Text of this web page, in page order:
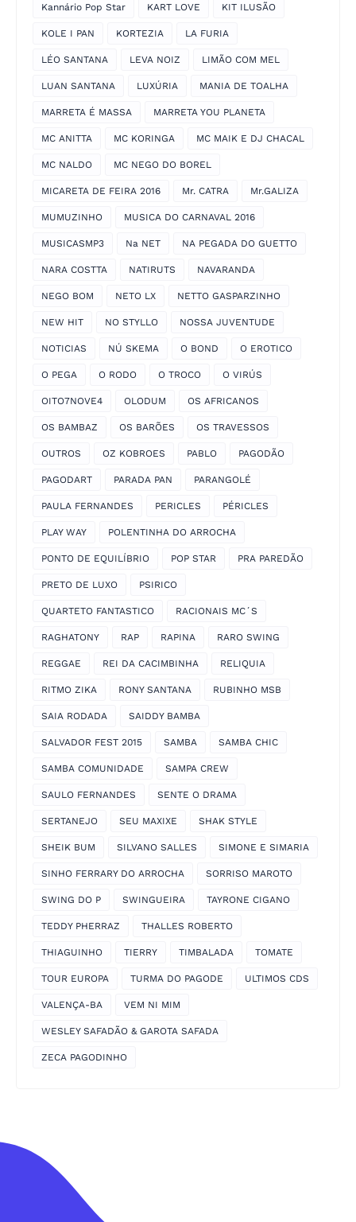
Kannário Pop Star KART LOVE KIT ILUSÃO
KOLE I PAN KORTEZIA LA FURIA
LÉO SANTANA LEVA NOIZ LIMÃO COM MEL
LUAN SANTANA LUXÚRIA MANIA DE TOALHA
MARRETA É MASSA MARRETA YOU PLANETA
MC ANITTA MC KORINGA MC MAIK E DJ CHACAL
MC NALDO MC NEGO DO BOREL
MICARETA DE FEIRA 2016 Mr. CATRA Mr.GALIZA
MUMUZINHO MUSICA DO CARNAVAL 2016
MUSICASMP3 Na NET NA PEGADA DO GUETTO
NARA COSTTA NATIRUTS NAVARANDA
NEGO BOM NETO LX NETTO GASPARZINHO
NEW HIT NO STYLLO NOSSA JUVENTUDE
NOTICIAS NÚ SKEMA O BOND O EROTICO
O PEGA O RODO O TROCO O VIRÚS
OITO7NOVE4 OLODUM OS AFRICANOS
OS BAMBAZ OS BARÕES OS TRAVESSOS
OUTROS OZ KOBROES PABLO PAGODÃO
PAGODART PARADA PAN PARANGOLÉ
PAULA FERNANDES PERICLES PÉRICLES
PLAY WAY POLENTINHA DO ARROCHA
PONTO DE EQUILÍBRIO POP STAR PRA PAREDÃO
PRETO DE LUXO PSIRICO
QUARTETO FANTASTICO RACIONAIS MC´S
RAGHATONY RAP RAPINA RARO SWING
REGGAE REI DA CACIMBINHA RELIQUIA
RITMO ZIKA RONY SANTANA RUBINHO MSB
SAIA RODADA SAIDDY BAMBA
SALVADOR FEST 2015 SAMBA SAMBA CHIC
SAMBA COMUNIDADE SAMPA CREW
SAULO FERNANDES SENTE O DRAMA
SERTANEJO SEU MAXIXE SHAK STYLE
SHEIK BUM SILVANO SALLES SIMONE E SIMARIA
SINHO FERRARY DO ARROCHA SORRISO MAROTO
SWING DO P SWINGUEIRA TAYRONE CIGANO
TEDDY PHERRAZ THALLES ROBERTO
THIAGUINHO TIERRY TIMBALADA TOMATE
TOUR EUROPA TURMA DO PAGODE ULTIMOS CDS
VALENÇA-BA VEM NI MIM
WESLEY SAFADÃO & GAROTA SAFADA
ZECA PAGODINHO